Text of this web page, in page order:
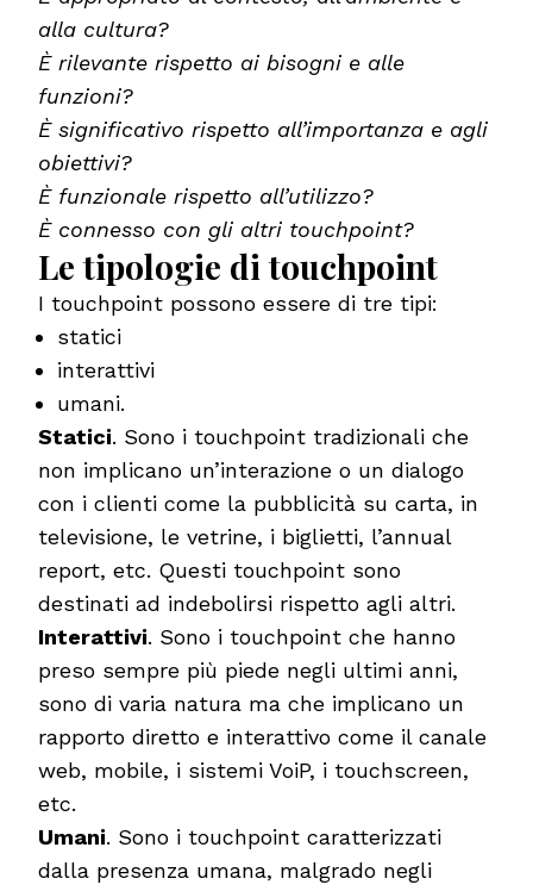
alla cultura?
È rilevante rispetto ai bisogni e alle
funzioni?
È significativo rispetto all’importanza e agli
obiettivi?
È funzionale rispetto all’utilizzo?
È connesso con gli altri touchpoint?
Le tipologie di touchpoint
I touchpoint possono essere di tre tipi:
statici
interattivi
umani.
Statici. Sono i touchpoint tradizionali che
non implicano un’interazione o un dialogo
con i clienti come la pubblicità su carta, in
televisione, le vetrine, i biglietti, l’annual
report, etc. Questi touchpoint sono
destinati ad indebolirsi rispetto agli altri.
Interattivi. Sono i touchpoint che hanno
preso sempre più piede negli ultimi anni,
sono di varia natura ma che implicano un
rapporto diretto e interattivo come il canale
web, mobile, i sistemi VoiP, i touchscreen,
etc.
Umani. Sono i touchpoint caratterizzati
dalla presenza umana, malgrado negli